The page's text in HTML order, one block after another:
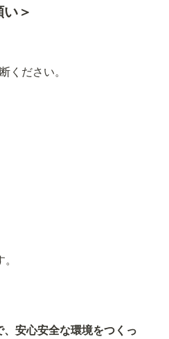
＞
ださい。
安心安全な環境をつくっ